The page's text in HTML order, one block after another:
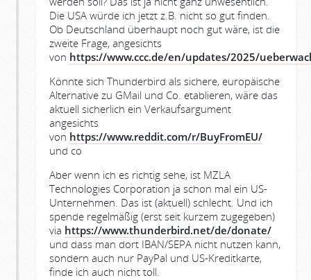
Die USA würde ich jetzt z.B. nicht so gut finden.
Ob Deutschland überhaupt noch gut wäre, ist die
zweite Frage, angesichts
von https://www.ccc.de/en/updates/2025/
Könnte sich Thunderbird als sichere, europäische
Alternative zu GMail und Co. etablieren, wäre das
aktuell sicherlich ein Verkaufsargument
angesichts
von https://www.reddit.com/r/BuyFromEU/
und co
Aber wenn ich es richtig sehe, ist MZLA
Technologies Corporation ja schon mal ein US-
Unternehmen. Das ist (aktuell) schlecht. Und ich
spende regelmäßig (erst seit kurzem zugegeben)
via https://www.thunderbird.net/de/donate/
und dass man dort IBAN/SEPA nicht nutzen kann,
sondern auch nur PayPal und US-Kreditkarte,
finde ich auch nicht toll.